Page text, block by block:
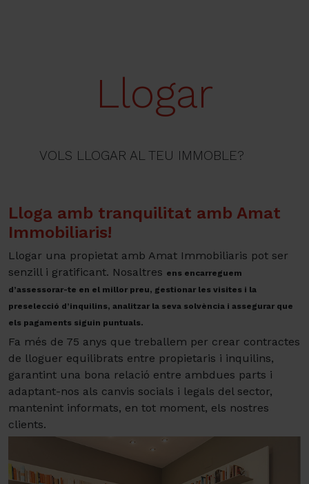
Llogar
VOLS LLOGAR AL TEU IMMOBLE?
Lloga amb tranquilitat amb Amat
Immobiliaris!
Llogar una propietat amb Amat Immobiliaris pot ser
senzill i gratificant. Nosaltres ens encarreguem
d’assessorar-te en el millor preu, gestionar les visites i la
preselecció d’inquilins, analitzar la seva solvència i assegurar que
els pagaments siguin puntuals.
Fa més de 75 anys que treballem per crear contractes
de lloguer equilibrats entre propietaris i inquilins,
garantint una bona relació entre ambdues parts i
adaptant-nos als canvis socials i legals del sector,
mantenint informats, en tot moment, els nostres
clients.